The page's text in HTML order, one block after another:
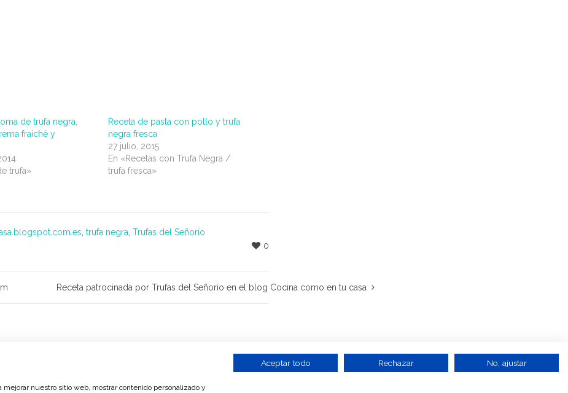
de trufa negra,
fraiché y
trufa»
Receta de pasta con pollo y trufa
negra fresca
27 julio, 2015
En «Recetas con Trufa Negra /
trufa fresca»
trufa negra Trufas del Señorío
0
Receta patrocinada por Trufas del Señorío en el blog Cocina como en tu casa
|Search Engine Submission - AddMeDistribuidores de trufa
nuestro sitio web, mostrar contenido personalizado y
Aceptar todo Rechazar No, ajustar